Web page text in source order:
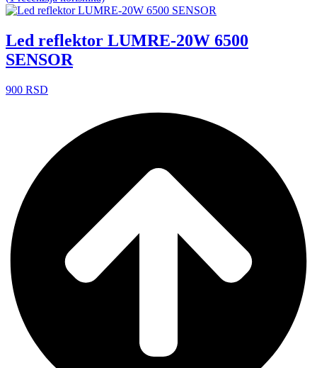
Led reflektor LUMRE-20W 6500
SENSOR
900 RSD